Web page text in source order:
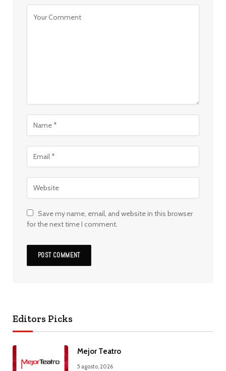
Save my name, email, and website in this browser
for the next time I comment.
Editors Picks
Mejor Teatro
5 agosto, 2026